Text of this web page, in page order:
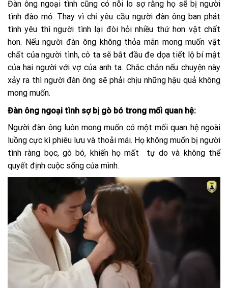
Đàn ông ngoại tình cũng có nỗi lo sợ rằng họ sẽ bị người
tình đào mỏ. Thay vì chỉ yêu cầu người đàn ông ban phát
tình yêu thì người tình lại đòi hỏi nhiều thứ hơn vật chất
hơn. Nếu người đàn ông không thỏa mãn mong muốn vật
chất của người tình, cô ta sẽ bắt đầu đe dọa tiết lộ bí mật
của hai người với vợ của anh ta. Chắc chắn nếu chuyện này
xảy ra thì người đàn ông sẽ phải chịu những hậu quả không
mong muốn.
Đàn ông ngoại tình sợ bị gò bó trong mối quan hệ:
Người đàn ông luôn mong muốn có một mối quan hệ ngoài
luồng cực kì phiêu lưu và thoải mái. Họ không muốn bị người
tình ràng bọc, gò bó, khiến họ mất tự do và không thể
quyết định cuộc sống của mình.